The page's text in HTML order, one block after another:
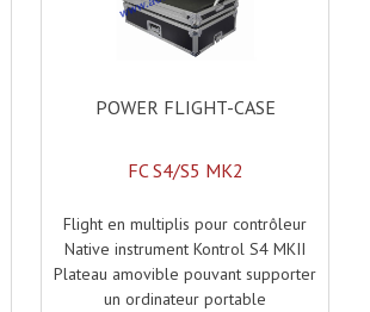
POWER FLIGHT-CASE
FC S4/S5 MK2
Flight en multiplis pour contrôleur
Native instrument Kontrol S4 MKII
Plateau amovible pouvant supporter
un ordinateur portable